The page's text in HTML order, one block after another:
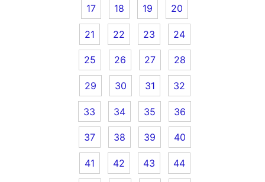
17 18 19 20
21 22 23 24
25 26 27 28
29 30 31 32
33 34 35 36
37 38 39 40
41 42 43 44